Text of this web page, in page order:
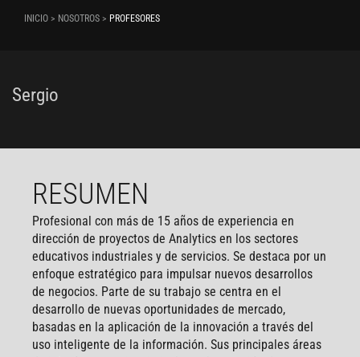
INICIO > NOSOTROS > PROFESORES
Sergio
RESUMEN
Profesional con más de 15 años de experiencia en
dirección de proyectos de Analytics en los sectores
educativos industriales y de servicios. Se destaca por un
enfoque estratégico para impulsar nuevos desarrollos
de negocios. Parte de su trabajo se centra en el
desarrollo de nuevas oportunidades de mercado,
basadas en la aplicación de la innovación a través del
uso inteligente de la información. Sus principales áreas